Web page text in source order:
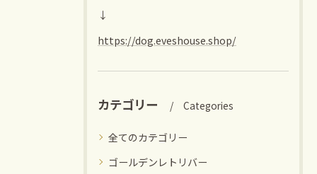
↓
https://dog.eveshouse.shop/
カテゴリー Categories
全てのカテゴリー
ゴールデンレトリバー